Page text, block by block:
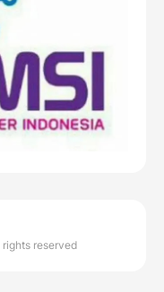
reserved